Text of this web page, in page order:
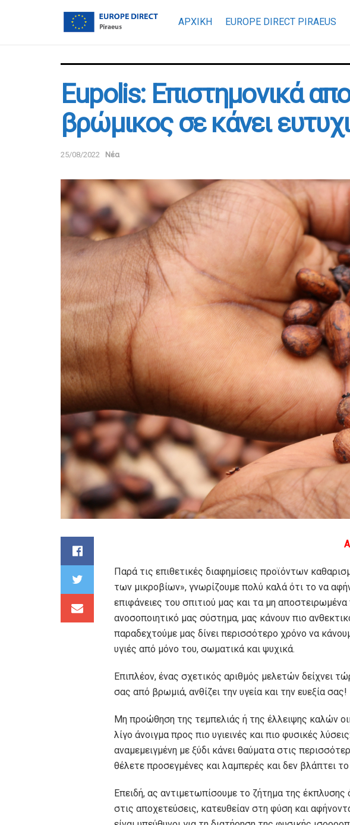
ΑΡΧΙΚΗ EUROPE DIRECT PIRAEUS
Εupolis: Επιστημονικά
βρώμικος σε κάνει
25/08/2022 Νέα
Παρά τις επιθετικές διαφημίσεις προϊόντων
των μικροβίων», γνωρίζουμε πολύ καλά ότι το να
επιφάνειες του σπιτιού μας και τα μη
ανοσοποιητικό μας σύστημα, μας κάνουν πιο
παραδεχτούμε μας δίνει περισσότερο χρόνο να
υγιές από μόνο του, σωματικά και ψυχικά.
Επιπλέον, ένας σχετικός αριθμός μελετών δείχνει
σας από βρωμιά, ανθίζει την υγεία και την ευεξία σας!
Μη προώθηση της τεμπελιάς ή της έλλειψης καλών
λίγο άνοιγμα προς πιο υγιεινές και πιο φυσικές
αναμεμειγμένη με ξύδι κάνει θαύματα στις
θέλετε προσεγμένες και λαμπερές και δεν βλάπτει
Επειδή, ας αντιμετωπίσουμε το ζήτημα της
στις αποχετεύσεις, κατευθείαν στη φύση και